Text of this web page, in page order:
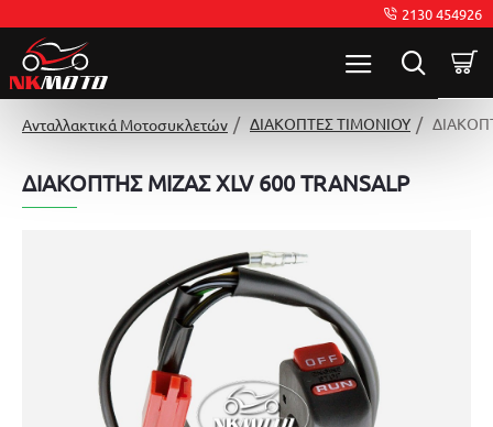
2130 454926
Ανταλλακτικά Μοτοσυκλετών ΔΙΑΚΟΠΤΕΣ ΤΙΜΟΝΙΟΥ
ΔΙΑΚΟΠΤΗΣ ΜΙΖΑΣ XLV 600 TRANSALP